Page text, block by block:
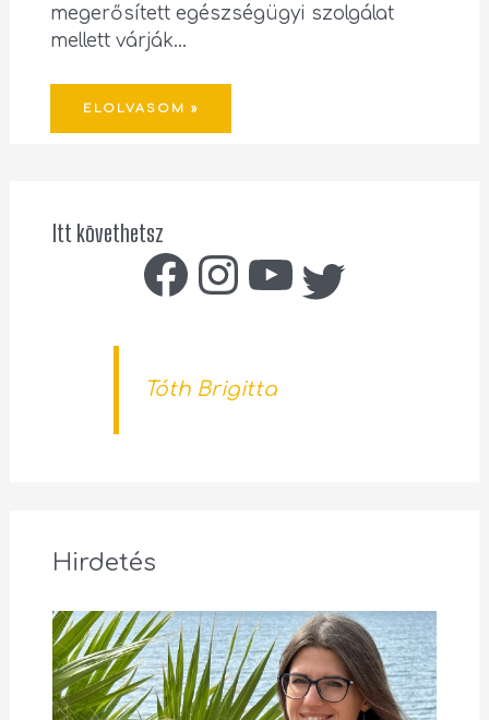
megerősített egészségügyi szolgálat
mellett várják…
ELOLVASOM »
Itt követhetsz
Tóth Brigitta
Hirdetés